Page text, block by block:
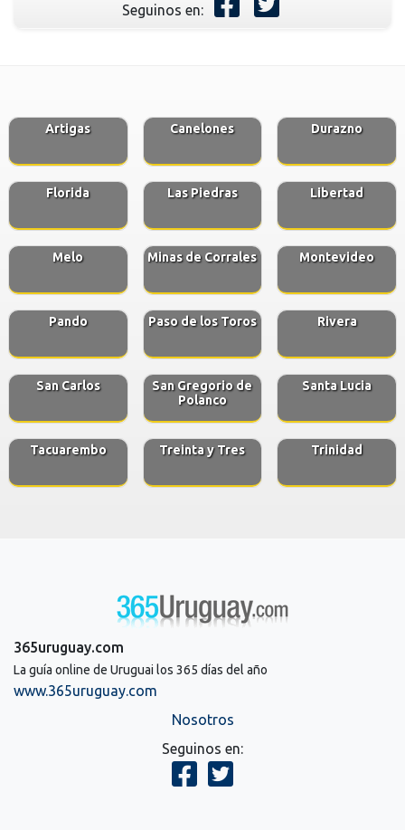
Seguinos en:
Artigas Canelones Durazno
Florida Las Piedras Libertad
Melo Minas de Corrales Montevideo
Pando Paso de los Toros Rivera
San Carlos
San Gregorio de
Polanco
Santa Lucia
Tacuarembo Treinta y Tres Trinidad
365uruguay.com
La guía online de Uruguai los 365 días del año
www.365uruguay.com
Nosotros
Seguinos en: